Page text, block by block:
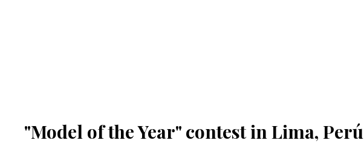
"Model of the Year" contest in Lima, Perú